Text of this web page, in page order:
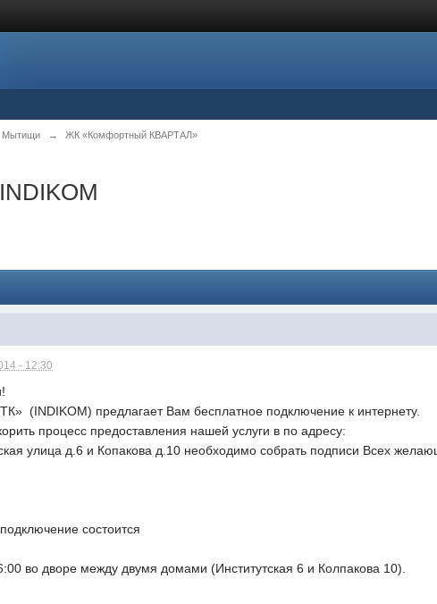
Мытищи → ЖК «Комфортный КВАРТАЛ»
- 12:30
(INDIKOM) предлагает Вам бесплатное подключение к интернету.
процесс предоставления нашей услуги в по адресу:
улица д.6 и Копакова д.10 необходимо собрать подписи Всех
состоится
во дворе между двумя домами (Институтская 6 и Колпакова 10).